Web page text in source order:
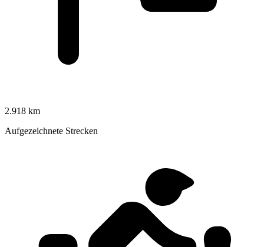
2.918 km
Aufgezeichnete Strecken